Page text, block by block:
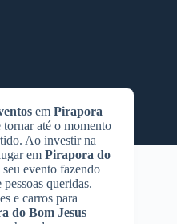
em Pirapora
tornar até o momento
Ao investir na
em Pirapora do
evento fazendo
queridas.
e carros para
do Bom Jesus